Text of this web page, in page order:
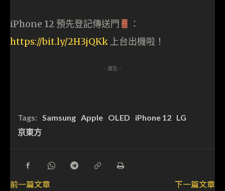
iPhone 12 預先登記傳送門
：
https://bit.ly/2H3jQKk 上台出機啦！
- 廣告 -
Tags: Samsung Apple OLED iPhone 12 LG
京東方
前一篇文章
下一篇文章